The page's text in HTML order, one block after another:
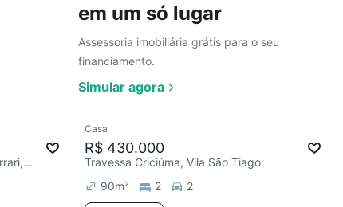
em um só lugar
Assessoria imobiliária grátis para o seu
financiamento.
Simular agora
Av. Engenheiro Jairo Sebastião Ferrari, Vila Ipanema
Casa
R$ 430.000
Travessa Criciúma, Vila São Tiago
90m² 2 2